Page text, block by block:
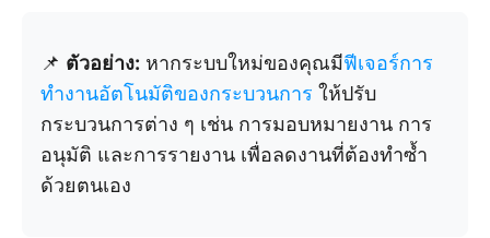
📌 ตัวอย่าง: หากระบบใหม่ของคุณมีฟีเจอร์การ
ทำงานอัตโนมัติของกระบวนการ ให้ปรับ
กระบวนการต่าง ๆ เช่น การมอบหมายงาน การ
อนุมัติ และการรายงาน เพื่อลดงานที่ต้องทำซ้ำ
ด้วยตนเอง